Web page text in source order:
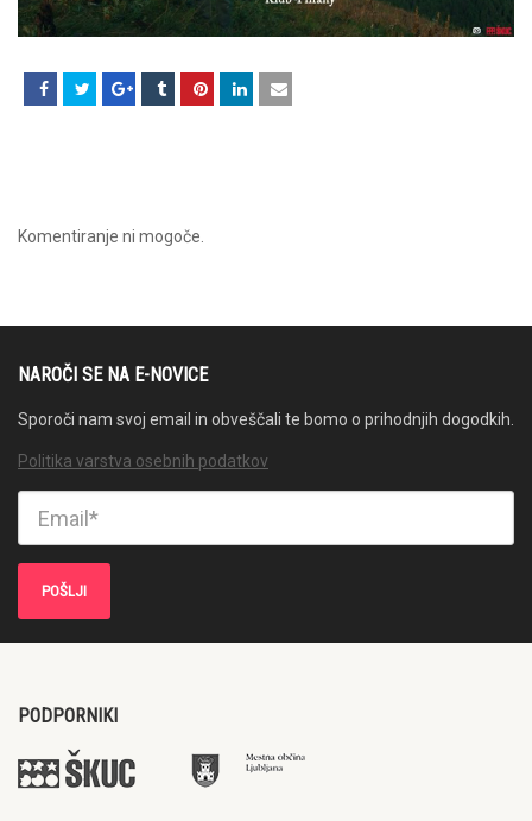
Komentiranje ni mogoče.
NAROČI SE NA E-NOVICE
Sporoči nam svoj email in obveščali te bomo o prihodnjih dogodkih.
Politika varstva osebnih podatkov
PODPORNIKI